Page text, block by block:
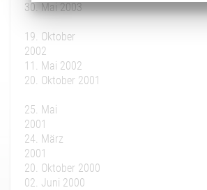
30. Mai 2003
19. Oktober
2002
11. Mai 2002
20. Oktober 2001
25. Mai
2001
24. März
2001
20. Oktober 2000
02. Juni 2000